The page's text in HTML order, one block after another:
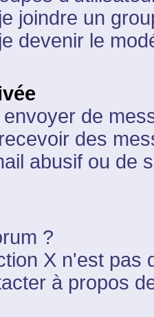
joindre un
devenir le
de
des
abusif ou de
?
X n'est pas
à propos